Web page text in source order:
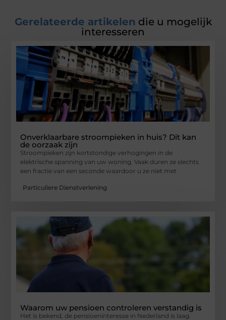
Gerelateerde artikelen die u mogelijk
interesseren
Onverklaarbare stroompieken in huis? Dit kan
de oorzaak zijn
Stroompieken zijn kortstondige verhogingen in de
elektrische spanning van uw woning. Vaak duren ze slechts
een fractie van een seconde waardoor u ze niet met
Particuliere Dienstverlening
Waarom uw pensioen controleren verstandig is
Het is bekend, de pensioeninteresse in Nederland is laag.